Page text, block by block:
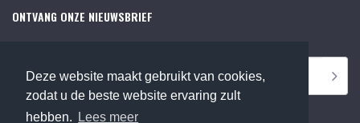
Deze website maakt gebruikt van cookies,
zodat u de beste website ervaring zult
hebben.
Lees meer
ONTVANG ONZE NIEUWSBRIEF